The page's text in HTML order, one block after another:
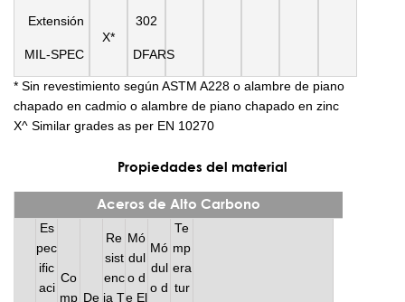
Extensión
MIL-SPEC
X*
302
DFARS
* Sin revestimiento según ASTM A228 o alambre de piano
chapado en cadmio o alambre de piano chapado en zinc
X^ Similar grades as per EN 10270
Propiedades del material
Aceros de Alto Carbono
Es
pec
ific
aci
Co
mp De
Re
sist
enc
ia T
Mó
dul
o d
e El
Mó
dul
o d
Te
mp
era
tur